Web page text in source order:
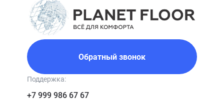
проливы жидкости.
Теплота и уют. Натуральное дерево создает особую
атмосферу, делая помещение более комфортным.
Материал приятен на ощупь даже босиком.
Цена за м² зависит от коллекции и выбранной породы
дерева. Для кухни идеально подходят породы с высокой
плотностью: дуб, ясень, орех. Рекомендуем рассмотреть
Обратный звонок
Поддержка:
+7 999 986 67 67